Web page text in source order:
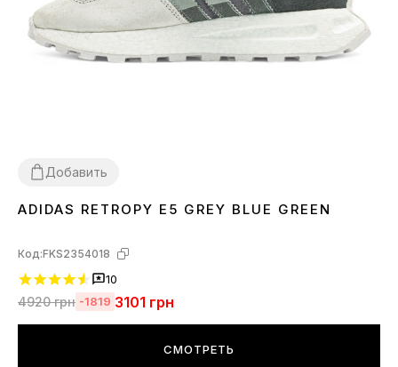
Добавить
37 3839 44
ADIDAS RETROPY E5 GREY BLUE GREEN
Код:FKS2354018
10
4920грн -1819 3101 грн
СМОТРЕТЬ